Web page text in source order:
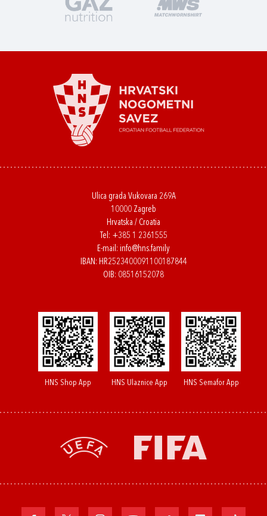
Ulica grada Vukovara 269A
10000 Zagreb
Hrvatska / Croatia
Tel: +385 1 2361555
E-mail: info@hns.family
IBAN: HR2523400091100187844
OIB: 08516152078
HNS Shop App HNS Ulaznice App HNS Semafor App